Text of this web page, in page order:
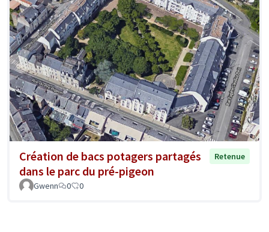
Création de bacs potagers partagés
dans le parc du pré-pigeon
Retenue
Gwenn 0 0